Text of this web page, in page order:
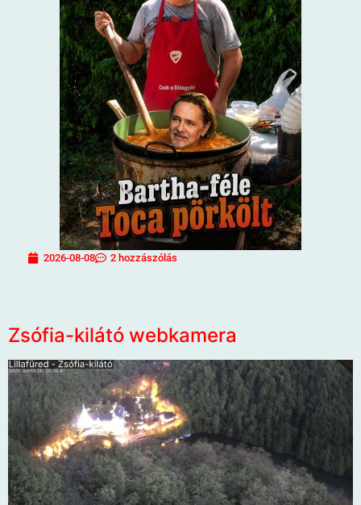
2026-08-08 2 hozzászólás
Zsófia-kilátó webkamera